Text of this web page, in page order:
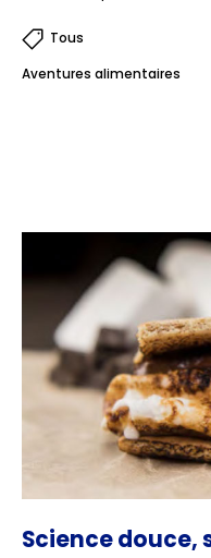
Tous
Aventures alimentaires
Science douce,